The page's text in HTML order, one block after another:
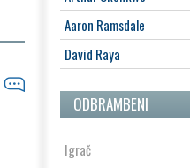
Aaron Ramsdale
David Raya
ODBRAMBENI
Igrač